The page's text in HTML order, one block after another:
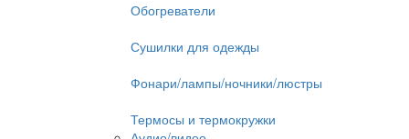
Обогреватели
Сушилки для одежды
Фонари/лампы/ночники/люстры
Термосы и термокружки